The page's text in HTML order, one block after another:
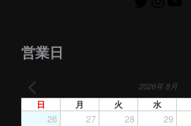
営業日
2026年 8月
日 月 火 水
26 27 28 29